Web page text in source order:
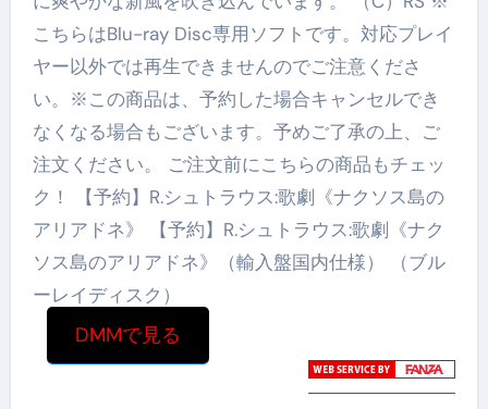
こちらはBlu-ray Disc専用ソフトです。対応プレイ
ヤー以外では再生できませんのでご注意くださ
い。※この商品は、予約した場合キャンセルでき
なくなる場合もございます。予めご了承の上、ご
注文ください。 ご注文前にこちらの商品もチェッ
ク！ 【予約】R.シュトラウス:歌劇《ナクソス島の
アリアドネ》 【予約】R.シュトラウス:歌劇《ナク
ソス島のアリアドネ》（輸入盤国内仕様） （ブル
ーレイディスク）
DMMで見る